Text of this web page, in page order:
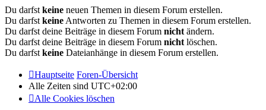
Du darfst keine neuen Themen in diesem Forum erstellen.
Du darfst keine Antworten zu Themen in diesem Forum erstellen.
Du darfst deine Beiträge in diesem Forum nicht ändern.
Du darfst deine Beiträge in diesem Forum nicht löschen.
Du darfst keine Dateianhänge in diesem Forum erstellen.
Hauptseite Foren-Übersicht
Alle Zeiten sind UTC+02:00
Alle Cookies löschen